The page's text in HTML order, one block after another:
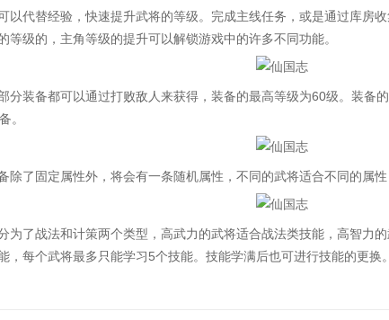
代替经验，快速提升武将的等级。完成主线任务，或是通过库房
等级的，主角等级的提升可以解锁游戏中的许多不同功能。
装备都可以通过打败敌人来获得，装备的最高等级为60级。装备
。
了固定属性外，将会有一条随机属性，不同的武将适合不同的属性
了战法和计策两个类型，高武力的武将适合战法类技能，高智力的
，每个武将最多只能学习5个技能。技能学满后也可进行技能的更换。